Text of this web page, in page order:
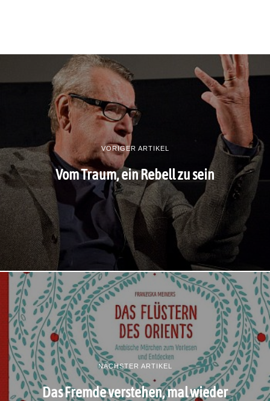
VORIGER ARTIKEL
Vom Traum, ein Rebell zu sein
NÄCHSTER ARTIKEL
Das Fremde verstehen, mal wieder